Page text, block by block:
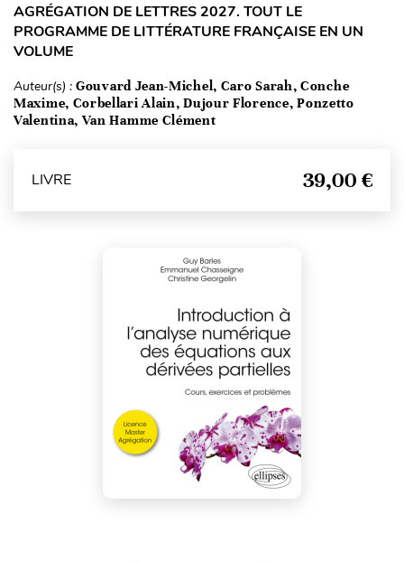
AGRÉGATION DE LETTRES 2027. TOUT LE
PROGRAMME DE LITTÉRATURE FRANÇAISE EN UN
VOLUME
Auteur(s) : Gouvard Jean-Michel, Caro Sarah, Conche
Maxime, Corbellari Alain, Dujour Florence, Ponzetto
Valentina, Van Hamme Clément
LIVRE 39,00 €